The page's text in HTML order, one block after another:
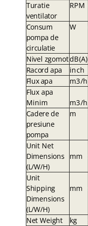
Turatie
ventilator
RPM
Consum
pompa de
circulatie
W
Nivel zgomotdB(A)
Racord apa
inch
Flux apa
m3/h
Flux apa
Minim
m3/h
Cadere de
presiune
pompa
m
Unit Net
Dimensions
(L/W/H)
mm
Unit
Shipping
Dimensions
(L/W/H)
mm
NetWeight kg